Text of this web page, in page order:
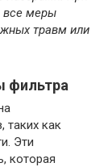
все меры
травм или
фильтра
таких как
Эти
которая